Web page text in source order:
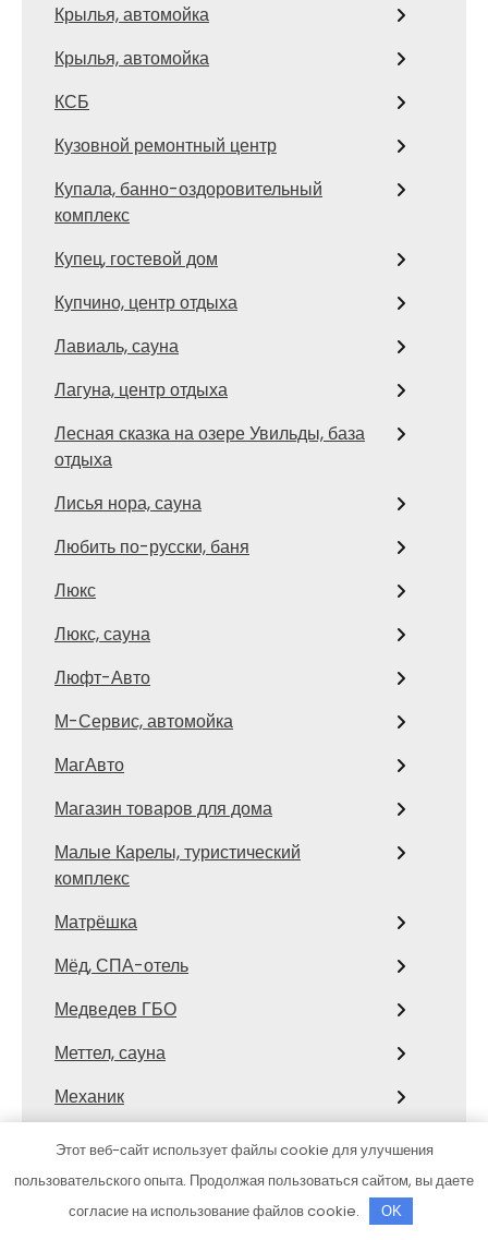
Крылья, автомойка
Крылья, автомойка
КСБ
Кузовной ремонтный центр
Купала, банно-оздоровительный
комплекс
Купец, гостевой дом
Купчино, центр отдыха
Лавиаль, сауна
Лагуна, центр отдыха
Лесная сказка на озере Увильды, база
отдыха
Лисья нора, сауна
Любить по-русски, баня
Люкс
Люкс, сауна
Люфт-Авто
М-Сервис, автомойка
МагАвто
Магазин товаров для дома
Малые Карелы, туристический
комплекс
Матрёшка
Мёд, СПА-отель
Медведев ГБО
Меттел, сауна
Механик
Микрон, торгово-производственная
Мир дверей, склад
Этот веб-сайт использует файлы cookie для улучшения
пользовательского опыта. Продолжая пользоваться сайтом, вы даете
согласие на использование файлов cookie.
OK